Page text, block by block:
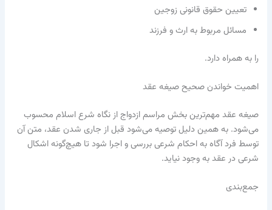
تعیین حقوق قانونی زوجین
مسائل مربوط به ارث و فرزند
را به همراه دارد.
اهمیت خواندن صحیح صیغه عقد
صیغه عقد مهم‌ترین بخش مراسم ازدواج از نگاه شرع اسلام محسوب
می‌شود. به همین دلیل توصیه می‌شود قبل از جاری شدن عقد، متن آن
توسط فرد آگاه به احکام شرعی بررسی و اجرا شود تا هیچ‌گونه اشکال
شرعی در عقد به وجود نیاید.
جمع‌بندی